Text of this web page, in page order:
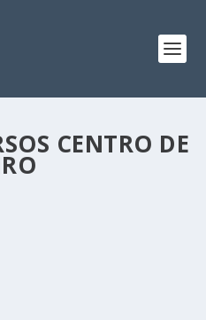
CENTRO DE